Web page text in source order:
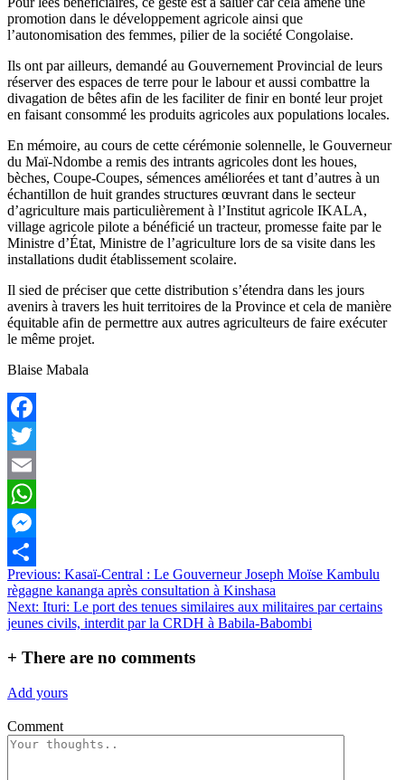
promotion dans le développement agricole ainsi que
l’autonomisation des femmes, pilier de la société Congolaise.
Ils ont par ailleurs, demandé au Gouvernement Provincial de leurs
réserver des espaces de terre pour le labour et aussi combattre la
divagation de bêtes afin de les faciliter de finir en bonté leur projet
en faisant consommé les produits agricoles aux populations locales.
En mémoire, au cours de cette cérémonie solennelle, le Gouverneur
du Maï-Ndombe a remis des intrants agricoles dont les houes,
bèches, Coupe-Coupes, sémences améliorées et tant d’autres à un
échantillon de huit grandes structures œuvrant dans le secteur
d’agriculture mais particulièrement à l’Institut agricole IKALA,
village agricole pilote a bénéficié un tracteur, promesse faite par le
Ministre d’État, Ministre de l’agriculture lors de sa visite dans les
installations dudit établissement scolaire.
Il sied de préciser que cette distribution s’étendra dans les jours
avenirs à travers les huit territoires de la Province et cela de manière
équitable afin de permettre aux autres agriculteurs de faire exécuter
le même projet.
Blaise Mabala
Facebook
Twitter
Email
WhatsApp
Messenger
Partager
Navigation
de
l’article
Previous: Kasaï-Central : Le Gouverneur Joseph Moïse Kambulu
règagne kananga après consultation à Kinshasa
Next: Ituri: Le port des tenues similaires aux militaires par certains
jeunes civils, interdit par la CRDH à Babila-Babombi
+ There are no comments
Add yours
Comment